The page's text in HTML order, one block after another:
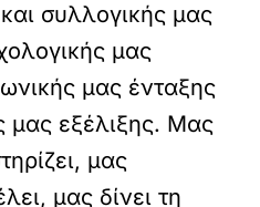
συλλογικής μας
μας
μας ένταξης
μας εξέλιξης. Μας
μας
μας δίνει τη